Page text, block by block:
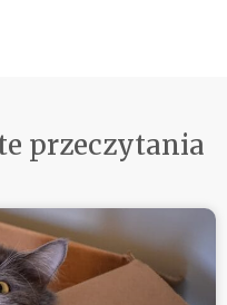
przeczytania